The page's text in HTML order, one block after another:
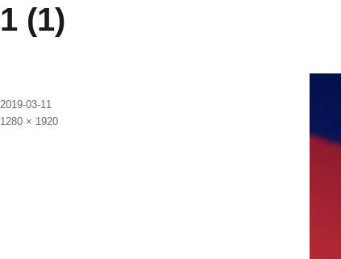
1 (1)
发
布
2019-03-11
原
1280 × 1920